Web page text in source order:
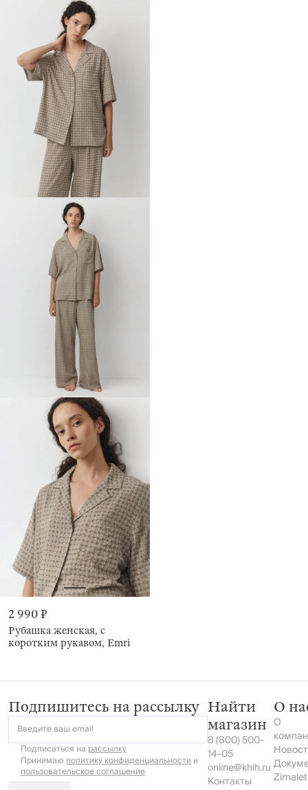
2 990 ₽
Рубашка женская, с
коротким рукавом, Emri
Подпишитесь на рассылку
Введите ваш email
Подписаться на рассылку
Принимаюполитику конфиденциальностии
пользовательское соглашение
Найти
магазин
8 (800) 500-
14-05
online@khlh.ru
Контакты
О
О